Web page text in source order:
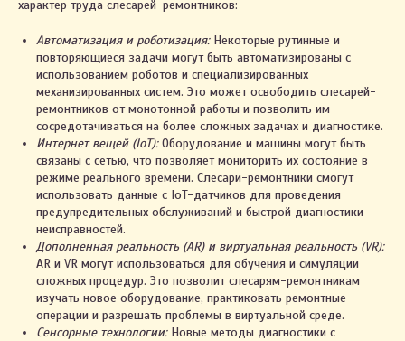
характер труда слесарей-ремонтников:
Автоматизация и роботизация:Некоторые рутинные и
повторяющиеся задачи могут быть автоматизированы с
использованием роботов и специализированных
механизированных систем. Это может освободить слесарей-
ремонтников от монотонной работы и позволить им
сосредотачиваться на более сложных задачах и диагностике.
Интернет вещей (IoT):Оборудование и машины могут быть
связаны с сетью, что позволяет мониторить их состояние в
режиме реального времени. Слесари-ремонтники смогут
использовать данные с IoT-датчиков для проведения
предупредительных обслуживаний и быстрой диагностики
неисправностей.
Дополненная реальность (AR) и виртуальная реальность (VR):
AR и VR могут использоваться для обучения и симуляции
сложных процедур. Это позволит слесарям-ремонтникам
изучать новое оборудование, практиковать ремонтные
операции и разрешать проблемы в виртуальной среде.
Сенсорные технологии:Новые методы диагностики с
2023. ИП Автухова Марина Александровна
Св-во о государственной регистрации № 0796122
выдано Жлобинским райисполкомом 03.03.2021
Политика конфиденциальности
Настройки cookie
УНП 491461557
Интернет-сайт включён в БЕЛГИЭ
Республики Беларусь 01.11.2023 за №191590
Правила оплаты и возврата
+375 29 123-58-67